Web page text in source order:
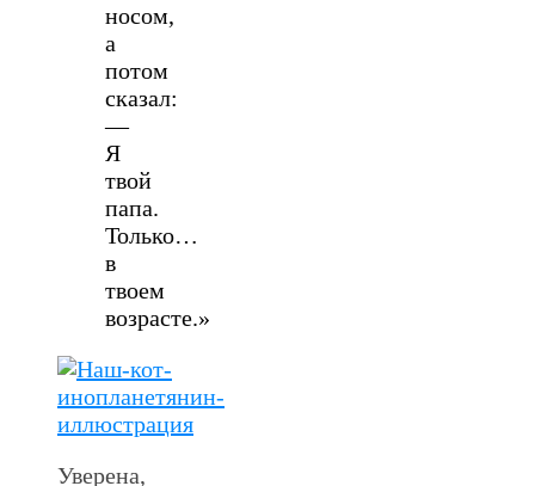
носом,
а
потом
сказал:
—
Я
твой
папа.
Только…
в
твоем
возрасте.»
Уверена,